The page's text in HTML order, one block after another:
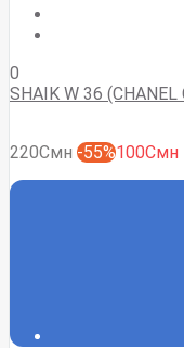
0
SHAIK W 36 (CHANEL
220Смн -55%100Смн